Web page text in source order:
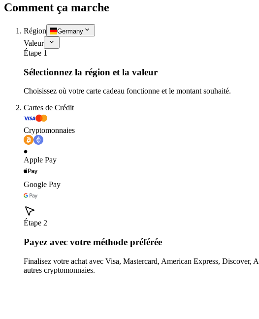
Comment ça marche
Région Germany
Valeur
Étape 1
Sélectionnez la région et la valeur
Choisissez où votre carte cadeau fonctionne et le montant souhaité.
Cartes de Crédit
Cryptomonnaies
Apple Pay
Google Pay
Étape 2
Payez avec votre méthode préférée
Finalisez votre achat avec Visa, Mastercard, American Express,
autres cryptomonnaies.